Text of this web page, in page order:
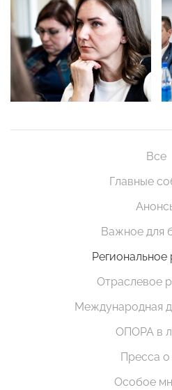
Все
Главные
Важное для
Региональное
Отраслевое
Международная
ОПОРА в
Пресса о
Особое